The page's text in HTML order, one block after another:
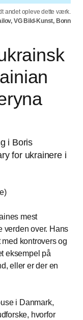
andet opleve dette værk.
VG Bild-Kunst, Bonn
i Boris
for ukrainere i
mest
verden over. Hans
kontrovers og
eksempel på
eller er der en
i Danmark,
hvorfor